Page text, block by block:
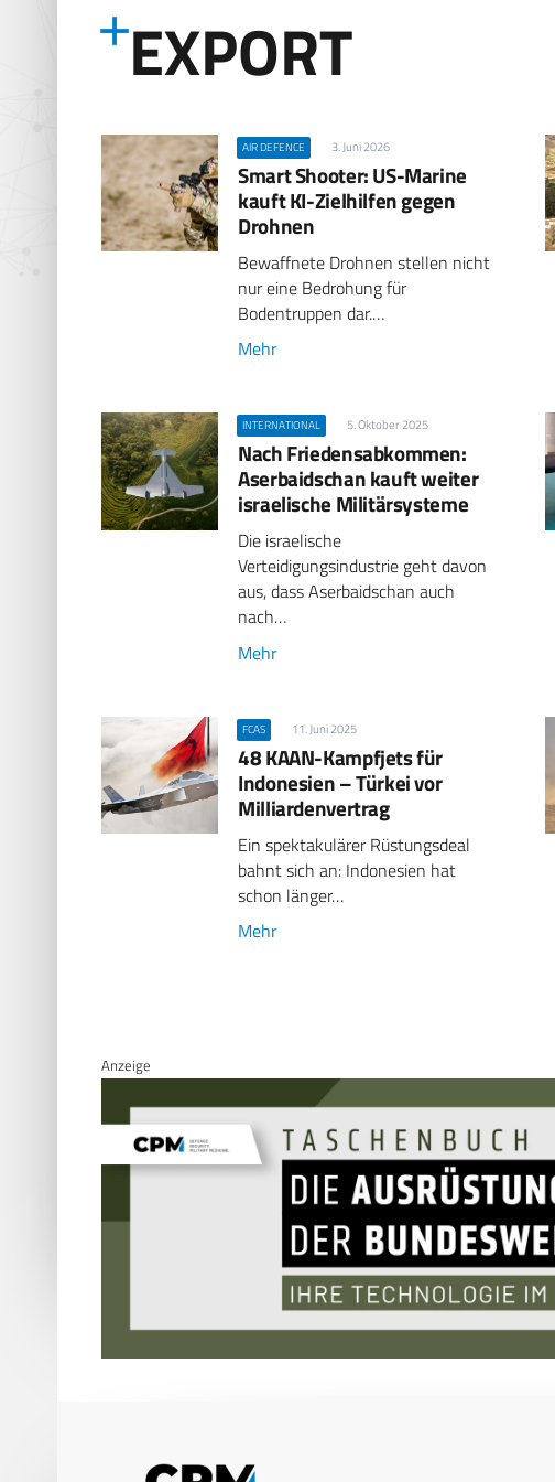
EXPORT
AIR DEFENCE 3. Juni 2026
Smart Shooter: US-Marine
kauft KI-Zielhilfen gegen
Drohnen
Bewaffnete Drohnen stellen nicht
nur eine Bedrohung für
Bodentruppen dar.…
Mehr
INTERNATIONAL 5. Oktober 2025
Nach Friedensabkommen:
Aserbaidschan kauft weiter
israelische Militärsysteme
Die israelische
Verteidigungsindustrie geht davon
aus, dass Aserbaidschan auch
nach…
Mehr
FCAS 11. Juni 2025
48 KAAN-Kampfjets für
Indonesien – Türkei vor
Milliardenvertrag
Ein spektakulärer Rüstungsdeal
bahnt sich an: Indonesien hat
schon länger…
Mehr
Anzeige